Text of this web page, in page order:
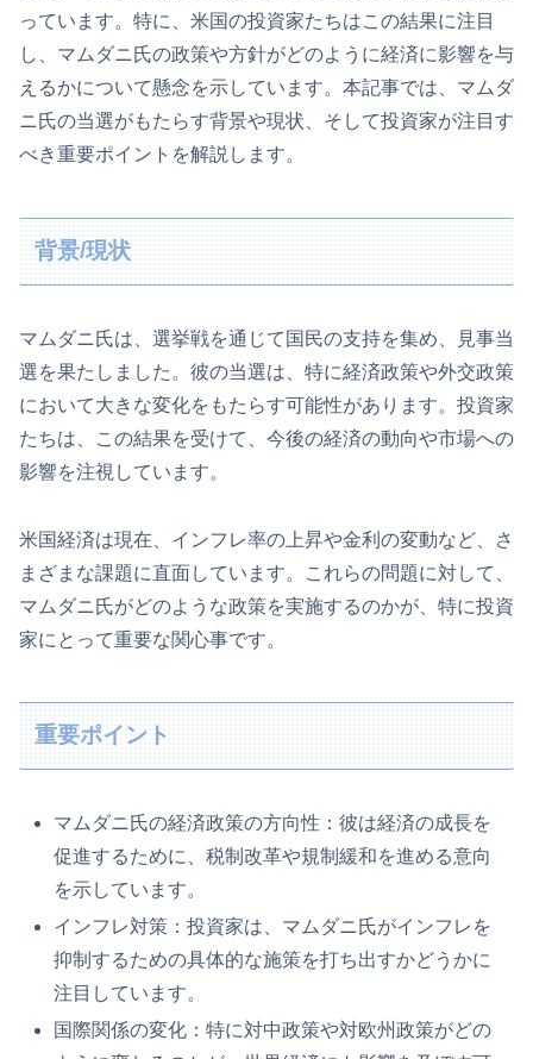
っています。特に、米国の投資家たちはこの結果に注目
し、マムダニ氏の政策や方針がどのように経済に影響を与
えるかについて懸念を示しています。本記事では、マムダ
ニ氏の当選がもたらす背景や現状、そして投資家が注目す
べき重要ポイントを解説します。
背景/現状
マムダニ氏は、選挙戦を通じて国民の支持を集め、見事当
選を果たしました。彼の当選は、特に経済政策や外交政策
において大きな変化をもたらす可能性があります。投資家
たちは、この結果を受けて、今後の経済の動向や市場への
影響を注視しています。
米国経済は現在、インフレ率の上昇や金利の変動など、さ
まざまな課題に直面しています。これらの問題に対して、
マムダニ氏がどのような政策を実施するのかが、特に投資
家にとって重要な関心事です。
重要ポイント
マムダニ氏の経済政策の方向性：彼は経済の成長を
促進するために、税制改革や規制緩和を進める意向
を示しています。
インフレ対策：投資家は、マムダニ氏がインフレを
抑制するための具体的な施策を打ち出すかどうかに
注目しています。
国際関係の変化：特に対中政策や対欧州政策がどの